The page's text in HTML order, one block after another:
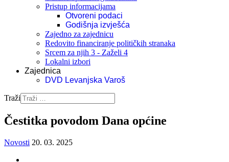
Pristup informacijama
Otvoreni podaci
Godišnja izvješća
Zajedno za zajednicu
Redovito financiranje političkih stranaka
Srcem za njih 3 - Zaželi 4
Lokalni izbori
Zajednica
DVD Levanjska Varoš
Traži
Čestitka povodom Dana općine
Novosti 20. 03. 2025